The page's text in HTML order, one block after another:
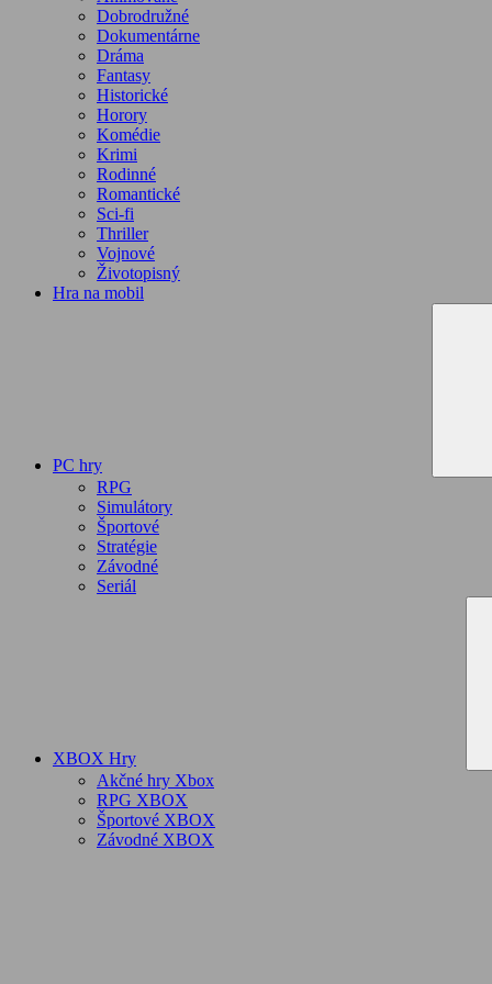
Dobrodružné
Dokumentárne
Dráma
Fantasy
Historické
Horory
Komédie
Krimi
Rodinné
Romantické
Sci-fi
Thriller
Vojnové
Životopisný
Hra na mobil
PC hry
RPG
Simulátory
Športové
Stratégie
Závodné
Seriál
XBOX Hry
Akčné hry Xbox
RPG XBOX
Športové XBOX
Závodné XBOX